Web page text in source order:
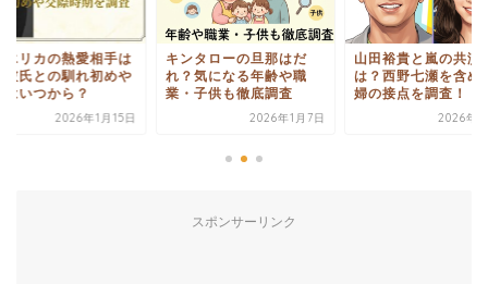
エリカの熱愛相手は
彼氏との馴れ初めや
はいつから？
2026年1月15日
キンタローの旦那はだ
れ？気になる年齢や職
業・子供も徹底調査
2026年1月7日
山田裕貴と嵐の共演
は？西野七瀬を含め
婦の接点を調査！
2026年6
スポンサーリンク